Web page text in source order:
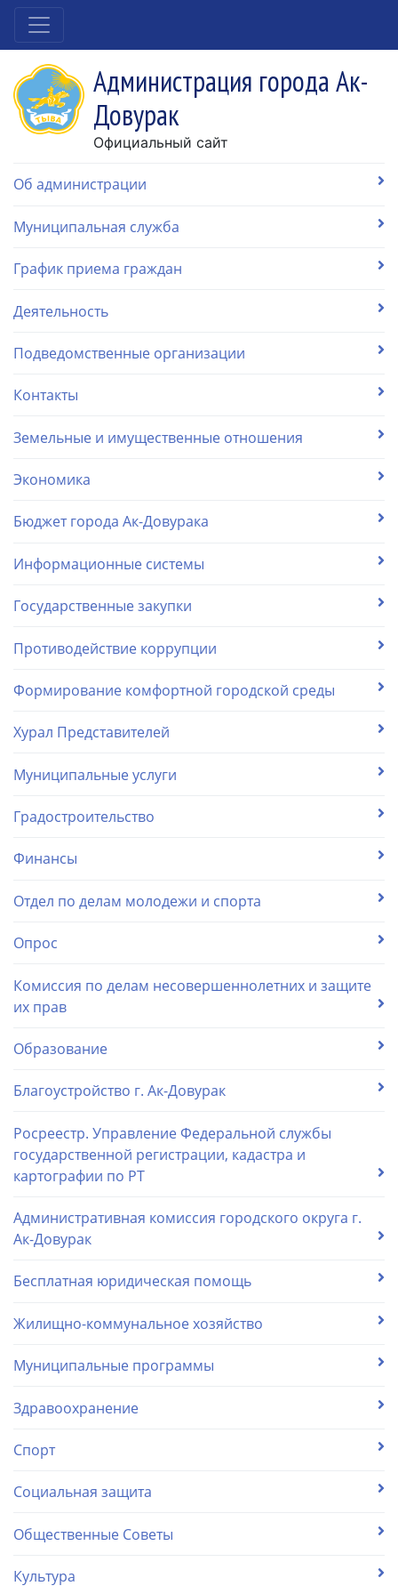
Администрация города Ак-
Довурак
Официальный сайт
Об администрации
Муниципальная служба
График приема граждан
Деятельность
Подведомственные организации
Контакты
Земельные и имущественные отношения
Экономика
Бюджет города Ак-Довурака
Информационные системы
Государственные закупки
Противодействие коррупции
Формирование комфортной городской среды
Хурал Представителей
Муниципальные услуги
Градостроительство
Финансы
Отдел по делам молодежи и спорта
Опрос
Комиссия по делам несовершеннолетних и защите
их прав
Образование
Благоустройство г. Ак-Довурак
Росреестр. Управление Федеральной службы
государственной регистрации, кадастра и
картографии по РТ
Административная комиссия городского округа г.
Ак-Довурак
Бесплатная юридическая помощь
Жилищно-коммунальное хозяйство
Муниципальные программы
Здравоохранение
Спорт
Социальная защита
Общественные Советы
Культура